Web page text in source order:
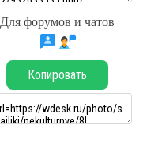
Для форумов и чатов
Копировать